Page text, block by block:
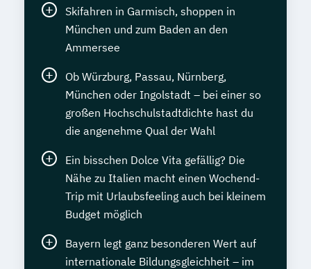
Skifahren in Garmisch, shoppen in
München und zum Baden an den
Ammersee
Ob Würzburg, Passau, Nürnberg,
München oder Ingolstadt – bei einer so
großen Hochschulstadtdichte hast du
die angenehme Qual der Wahl
Ein bisschen Dolce Vita gefällig? Die
Nähe zu Italien macht einen Wochend-
Trip mit Urlaubsfeeling auch bei kleinem
Budget möglich
Bayern legt ganz besonderen Wert auf
internationale Bildungsgleichheit – im